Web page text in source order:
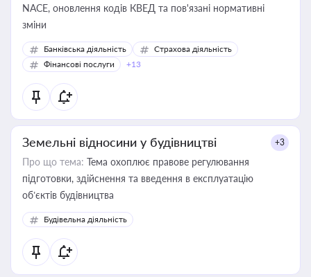
NACE, оновлення кодів КВЕД та пов'язані нормативні
зміни
Банківська діяльність
Страхова діяльність
Фінансові послуги
+13
Земельні відносини у будівництві +3
Про що тема: Тема охоплює правове регулювання
підготовки, здійснення та введення в експлуатацію
об’єктів будівництва
Будівельна діяльність